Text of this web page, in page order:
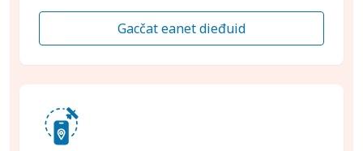
Gacčat eanet dieđuid